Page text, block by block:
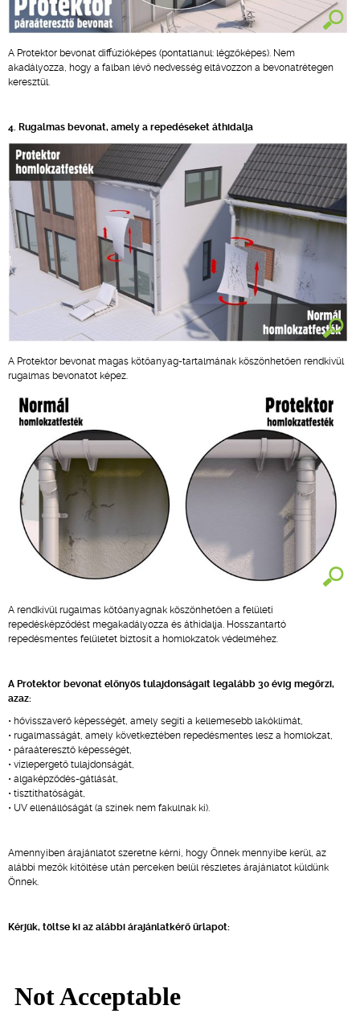
A Protektor bevonat diffúzióképes (pontatlanul: légzőképes). Nem
akadályozza, hogy a falban lévő nedvesség eltávozzon a bevonatrétegen
keresztül.
4. Rugalmas bevonat, amely a repedéseket áthidalja
A Protektor bevonat magas kötőanyag-tartalmának köszönhetően rendkívül
rugalmas bevonatot képez.
A rendkívül rugalmas kötőanyagnak köszönhetően a felületi
repedésképződést megakadályozza és áthidalja. Hosszantartó
repedésmentes felületet biztosít a homlokzatok védelméhez.
A Protektor bevonat előnyös tulajdonságait legalább 30 évig megőrzi,
azaz:
• hővisszaverő képességét, amely segíti a kellemesebb lakóklímát,
• rugalmasságát, amely következtében repedésmentes lesz a homlokzat,
• páraáteresztő képességét,
• vízlepergető tulajdonságát,
• algaképződés-gátlását,
• tisztíthatóságát,
• UV ellenállóságát (a színek nem fakulnak ki).
Amennyiben árajánlatot szeretne kérni, hogy Önnek mennyibe kerül, az
alábbi mezők kitöltése után perceken belül részletes árajánlatot küldünk
Önnek.
Kérjük, töltse ki az alábbi árajánlatkérő űrlapot: